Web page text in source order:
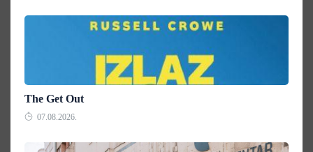
The Get Out
07.08.2026.